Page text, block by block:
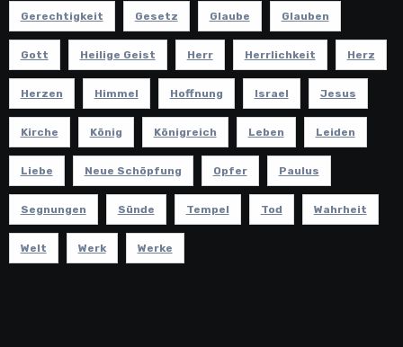
Gerechtigkeit Gesetz Glaube Glauben
Gott Heilige Geist Herr Herrlichkeit Herz
Herzen Himmel Hoffnung Israel Jesus
Kirche König Königreich Leben Leiden
Liebe Neue Schöpfung Opfer Paulus
Segnungen Sünde Tempel Tod Wahrheit
Welt Werk Werke